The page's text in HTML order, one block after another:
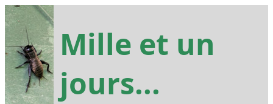
Mille et un
jours...